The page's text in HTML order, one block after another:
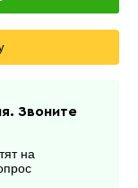
Звоните
на